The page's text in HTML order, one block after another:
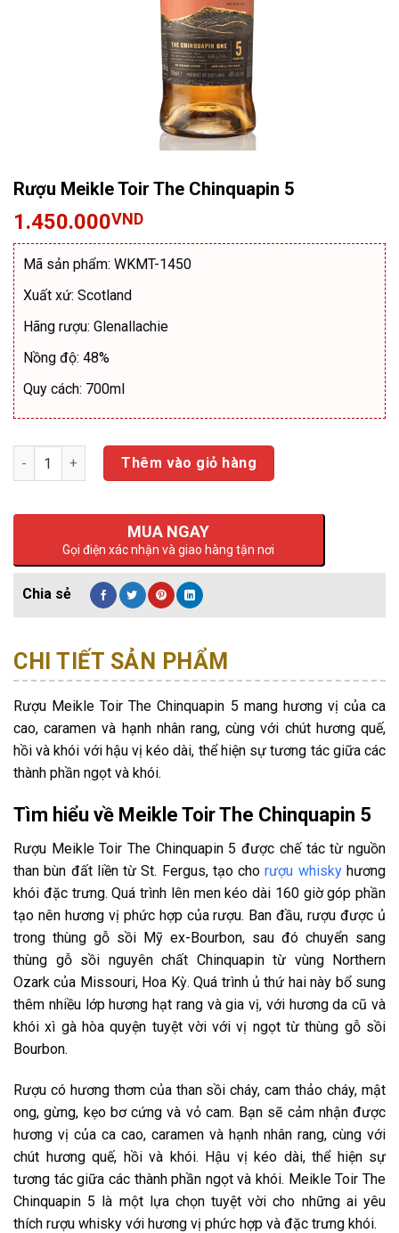
Rượu Meikle Toir The Chinquapin 5
1.450.000VND
Mã sản phẩm: WKMT-1450
Xuất xứ: Scotland
Hãng rượu: Glenallachie
Nồng độ: 48%
Quy cách: 700ml
Số lượng Thêm vào giỏ hàng
MUA NGAY
Gọi điện xác nhận và giao hàng tận nơi
CHI TIẾT SẢN PHẨM
Rượu Meikle Toir The Chinquapin 5 mang hương vị của ca
cao, caramen và hạnh nhân rang, cùng với chút hương quế,
hồi và khói với hậu vị kéo dài, thể hiện sự tương tác giữa các
thành phần ngọt và khói.
Tìm hiểu về Meikle Toir The Chinquapin 5
Rượu Meikle Toir The Chinquapin 5 được chế tác từ nguồn
than bùn đất liền từ St. Fergus, tạo chorượu whiskyhương
khói đặc trưng. Quá trình lên men kéo dài 160 giờ góp phần
tạo nên hương vị phức hợp của rượu. Ban đầu, rượu được ủ
trong thùng gỗ sồi Mỹ ex-Bourbon, sau đó chuyển sang
thùng gỗ sồi nguyên chất Chinquapin từ vùng Northern
Ozark của Missouri, Hoa Kỳ. Quá trình ủ thứ hai này bổ sung
thêm nhiều lớp hương hạt rang và gia vị, với hương da cũ và
khói xì gà hòa quyện tuyệt vời với vị ngọt từ thùng gỗ sồi
Bourbon.
Rượu có hương thơm của than sồi cháy, cam thảo cháy, mật
ong, gừng, kẹo bơ cứng và vỏ cam. Bạn sẽ cảm nhận được
hương vị của ca cao, caramen và hạnh nhân rang, cùng với
chút hương quế, hồi và khói. Hậu vị kéo dài, thể hiện sự
tương tác giữa các thành phần ngọt và khói. Meikle Toir The
Chinquapin 5 là một lựa chọn tuyệt vời cho những ai yêu
thích rượu whisky với hương vị phức hợp và đặc trưng khói.